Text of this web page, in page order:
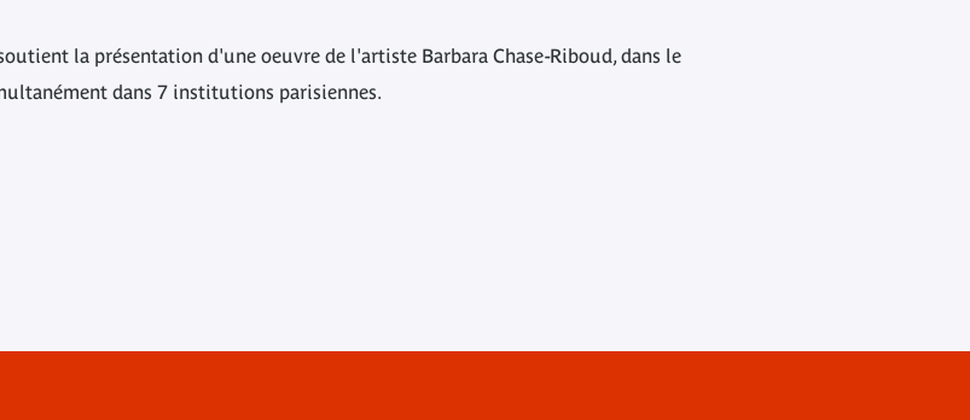
la présentation d'une oeuvre de l'artiste Barbara Chase-Riboud, dans le
dans 7 institutions parisiennes.